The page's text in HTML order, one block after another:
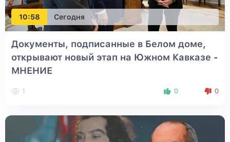
10:58 Сегодня
Документы, подписанные в Белом доме,
открывают новый этап на Южном Кавказе -
МНЕНИЕ
1 0 0